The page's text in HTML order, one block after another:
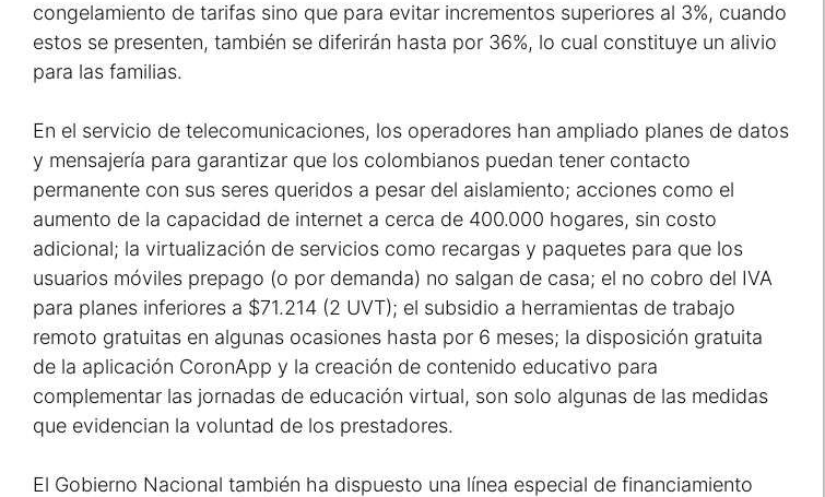
congelamiento de tarifas sino que para evitar incrementos superiores al 3%, cuando
estos se presenten, también se diferirán hasta por 36%, lo cual constituye un alivio
para las familias.
En el servicio de telecomunicaciones, los operadores han ampliado planes de datos
y mensajería para garantizar que los colombianos puedan tener contacto
permanente con sus seres queridos a pesar del aislamiento; acciones como el
aumento de la capacidad de internet a cerca de 400.000 hogares, sin costo
adicional; la virtualización de servicios como recargas y paquetes para que los
usuarios móviles prepago (o por demanda) no salgan de casa; el no cobro del IVA
para planes inferiores a $71.214 (2 UVT); el subsidio a herramientas de trabajo
remoto gratuitas en algunas ocasiones hasta por 6 meses; la disposición gratuita
de la aplicación CoronApp y la creación de contenido educativo para
complementar las jornadas de educación virtual, son solo algunas de las medidas
que evidencian la voluntad de los prestadores.
El Gobierno Nacional también ha dispuesto una línea especial de financiamiento